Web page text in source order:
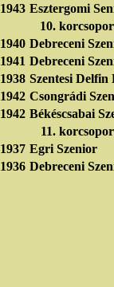
1943 Esztergomi
10.
1940 Debreceni
1941 Debreceni
1938 Szentesi Delfin
1942 Csongrádi
1942 Békéscsabai
11.
1937 Egri Szenior
1936 Debreceni